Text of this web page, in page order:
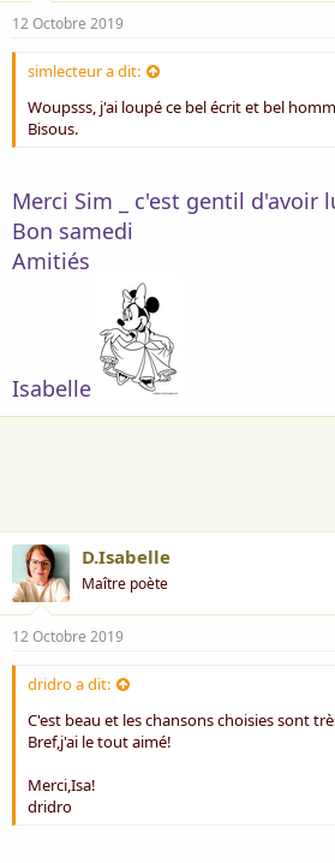
Frétille sur une
Crie sa virilité,
La voix d’un
Prend le large, glisse
Rejoint la douce,
Lui brame sa douleur,
Elle pleure sa détresse à
affectionne
12 Octobre 2019
simlecteur a dit:
Woupsss, j'ai loupé ce bel écrit et bel
Bisous.
Merci Sim _ c'est gentil d'avoir
Bon samedi
Amitiés
Isabelle
D.Isabelle
Maître poète
12 Octobre 2019
dridro a dit:
C'est beau et les chansons choisies sont
Bref,j'ai le tout aimé!
Merci,Isa!
dridro